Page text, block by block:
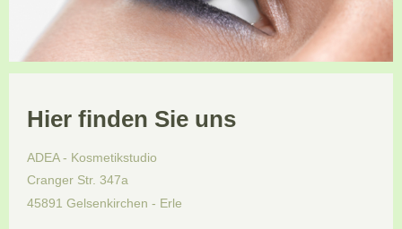
Hier finden Sie uns
ADEA - Kosmetikstudio
Cranger Str. 347a
45891 Gelsenkirchen - Erle